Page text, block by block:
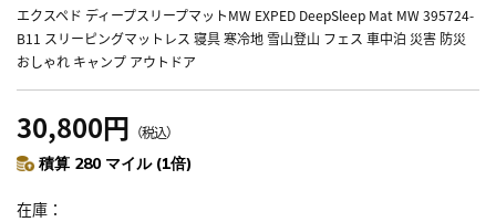
エクスペド ディープスリープマットMW EXPED DeepSleep Mat MW 395724-
B11 スリーピングマットレス 寝具 寒冷地 雪山登山 フェス 車中泊 災害 防災
おしゃれ キャンプ アウトドア
30,800円 （税込）
積算 280 マイル (1倍)
在庫